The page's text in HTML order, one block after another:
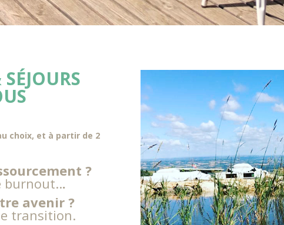
choix, et à partir de 2
?
burnout...
avenir ?
transition.